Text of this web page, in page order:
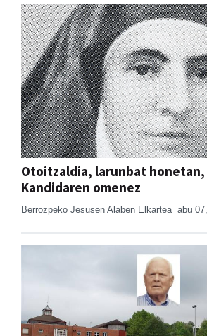
Otoitzaldia, larunbat honetan,
Kandidaren omenez
Berrozpeko Jesusen Alaben Elkartea abu